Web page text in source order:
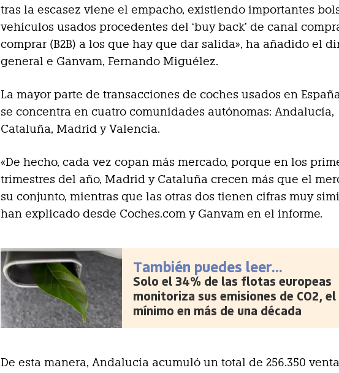
tras la escasez viene el empacho, existiendo importantes
vehículos usados procedentes del ‘buy back’ de canal
comprar (B2B) a los que hay que dar salida», ha añadido el
general e Ganvam, Fernando Miguélez.
La mayor parte de transacciones de coches usados en España
se concentra en cuatro comunidades autónomas: Andalucía,
Cataluña, Madrid y Valencia.
«De hecho, cada vez copan más mercado, porque en los
trimestres del año, Madrid y Cataluña crecen más que el
su conjunto, mientras que las otras dos tienen cifras muy
han explicado desde Coches.com y Ganvam en el informe.
También puedes leer...
Solo el 34% de las flotas europeas
monitoriza sus emisiones de CO2, el
mínimo en más de una década
De esta manera, Andalucía acumuló un total de 256.350